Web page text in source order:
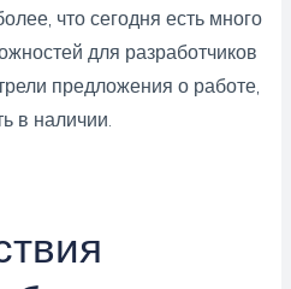
что сегодня есть много
для разработчиков
предложения о работе,
в наличии.